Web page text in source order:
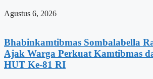
Agustus 6, 2026
Bhabinkamtibmas Sombalabella
Ajak Warga Perkuat Kamtibmas
HUT Ke-81 RI